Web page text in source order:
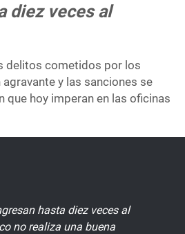
diez veces al
delitos cometidos por los
y las sanciones se
hoy imperan en las oficinas
hasta diez veces al
no realiza una buena